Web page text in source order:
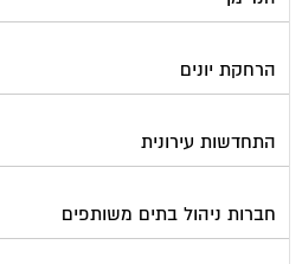
הרחקת יונים
התחדשות עירונית
חברות ניהול בתים משותפים